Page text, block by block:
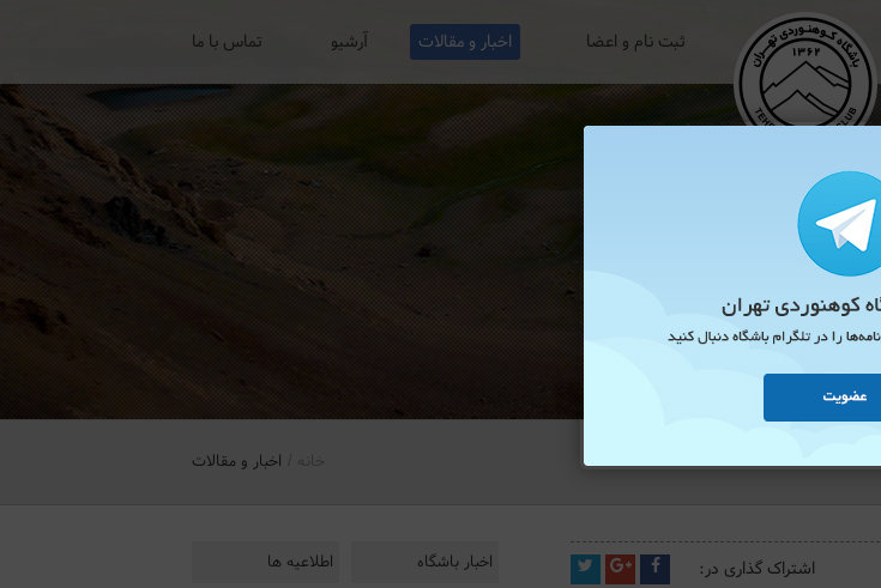
ثبت نام و اعضا اخبار و مقالات آرشیو تماس با ما
اخبار و مقالات
اخبار باشگاه اطلاعیه ها اشتراک گذاری در: